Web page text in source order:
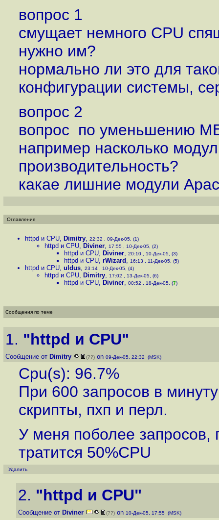
вопрос 1
смущает немного CPU
нужно им?
нормально ли это для
конфигурации системы,
вопрос 2
вопрос по уменьшению
например насколько
производительность?
какае лишние модули
Оглавление
httpd и CPU, Dimitry, 22:32 , 09-Дек-05, (1)
httpd и CPU, Diviner, 17:55 , 10-Дек-05, (2)
httpd и CPU, Diviner, 20:10 , 10-Дек-05, (3)
httpd и CPU, rWizard , 16:13 , 11-Дек-05, (5)
httpd и CPU, uldus, 23:14 , 10-Дек-05, (4)
httpd и CPU, Dimitry, 17:02 , 13-Дек-05, (6)
httpd и CPU, Diviner, 00:52 , 18-Дек-05, (7)
Сообщения по теме
1. "httpd и CPU"
Сообщение от Dimitry (??) on 09-Дек-05, 22:32 (MSK)
Cpu(s): 96.7%
При 600 запросов в
скрипты, пхп и перл.
У меня поболее запросов,
тратится 50%CPU
Удалить
2. "httpd и CPU"
Сообщение от Diviner (??) on 10-Дек-05, 17:55 (MSK)